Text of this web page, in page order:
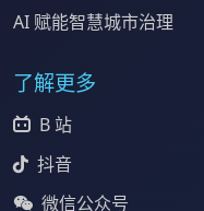
AI 赋能智慧城市治理
了解更多
B 站
抖音
微信公众号